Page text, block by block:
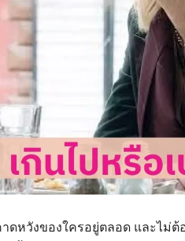
ดหวังของใครอยู่ตลอด และไม่ต้